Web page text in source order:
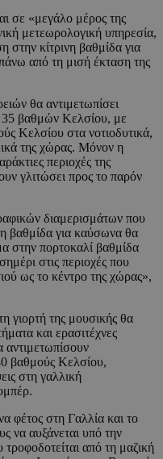
σε «μεγάλο μέρος της
μετεωρολογική υπηρεσία,
κίτρινη βαθμίδα για
από τη μισή έκταση της
θα αντιμετωπίσει
35 βαθμών Κελσίου, με
Κελσίου στα νοτιοδυτικά,
της χώρας. Μόνον η
περιοχές της
γλιτώσει προς το παρόν
διαμερισμάτων που
βαθμίδα για καύσωνα θα
στην πορτοκαλί βαθμίδα
στις περιοχές που
ως το κέντρο της χώρας»,
γιορτή της μουσικής θα
και ερασιτέχνες
αντιμετωπίσουν
βαθμούς Κελσίου,
στη γαλλική
φέτος στη Γαλλία και το
να αυξάνεται υπό την
από τη μαζική